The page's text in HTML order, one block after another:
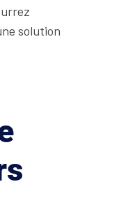
solution